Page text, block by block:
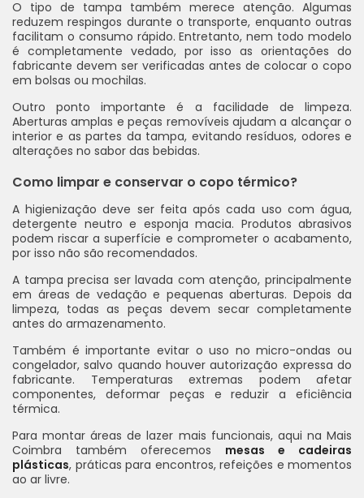
O tipo de tampa também merece atenção. Algumas
reduzem respingos durante o transporte, enquanto outras
facilitam o consumo rápido. Entretanto, nem todo modelo
é completamente vedado, por isso as orientações do
fabricante devem ser verificadas antes de colocar o copo
em bolsas ou mochilas.
Outro ponto importante é a facilidade de limpeza.
Aberturas amplas e peças removíveis ajudam a alcançar o
interior e as partes da tampa, evitando resíduos, odores e
alterações no sabor das bebidas.
Como limpar e conservar o copo térmico?
A higienização deve ser feita após cada uso com água,
detergente neutro e esponja macia. Produtos abrasivos
podem riscar a superfície e comprometer o acabamento,
por isso não são recomendados.
A tampa precisa ser lavada com atenção, principalmente
em áreas de vedação e pequenas aberturas. Depois da
limpeza, todas as peças devem secar completamente
antes do armazenamento.
Também é importante evitar o uso no micro-ondas ou
congelador, salvo quando houver autorização expressa do
fabricante. Temperaturas extremas podem afetar
componentes, deformar peças e reduzir a eficiência
térmica.
Para montar áreas de lazer mais funcionais, aqui na Mais
Coimbra também oferecemos mesas e cadeiras
plásticas, práticas para encontros, refeições e momentos
ao ar livre.